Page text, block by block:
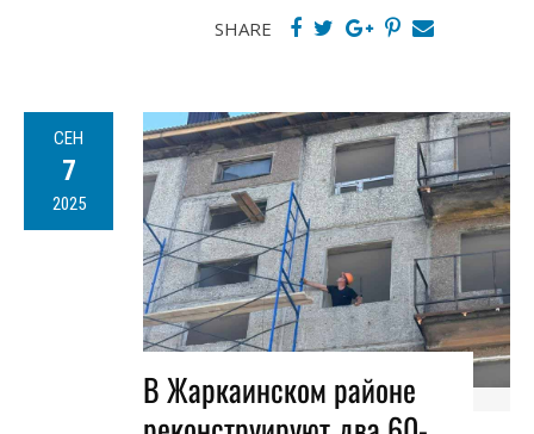
SHARE
СЕН
7
2025
В Жаркаинском районе